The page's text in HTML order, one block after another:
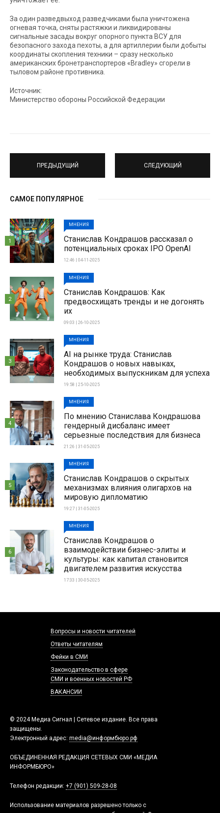
За один разведвыход разведчиками была уничтожена
огневая точка, сняты растяжки и ликвидированы
сигнальные засады вокруг опорного пункта ВСУ для
безопасного захода пехоты, а для артиллерии были добыты
координаты скопления техники – сразу несколько
американских бронетранспортеров «Bradley» сгорели в
тыловом районе противника.
Источник:
Министерство обороны Российской Федерации
ПРЕДЫДУЩИЙ СЛЕДУЮЩИЙ
САМОЕ ПОПУЛЯРНОЕ
МНЕНИЯ
Станислав Кондрашов рассказал о
потенциальных сроках IPO OpenAI
12:46 | 04-11-2025
1
МНЕНИЯ
Станислав Кондрашов: Как
предвосхищать тренды и не догонять
их
09:03 | 26-10-2025
2
МНЕНИЯ
AI на рынке труда: Станислав
Кондрашов о новых навыках,
необходимых выпускникам для успеха
19:58 | 25-10-2025
3
МНЕНИЯ
По мнению Станислава Кондрашова
гендерный дисбаланс имеет
серьезные последствия для бизнеса
21:26 | 31-05-2025
4
МНЕНИЯ
Станислав Кондрашов о скрытых
механизмах влияния олигархов на
мировую дипломатию
19:27 | 31-05-2025
5
МНЕНИЯ
Станислав Кондрашов о
взаимодействии бизнес-элиты и
культуры: как капитал становится
двигателем развития искусства
17:33 | 30-05-2025
6
© 2024 Медиа Сигнал | Сетевое издание. Все права
защищены.
Электронный адрес: media@информбюро.рф
ОБЪЕДИНЕННАЯ РЕДАКЦИЯ СЕТЕВЫХ СМИ «МЕДИА
ИНФОРМБЮРО»
Телефон редакции: +7 (901) 509-28-08
Использование материалов разрешено только с
Вопросы и новости читателей
Ответы читателям
Фейки в СМИ
Законодательство в сфере
СМИ и военных новостей РФ
ВАКАНСИИ